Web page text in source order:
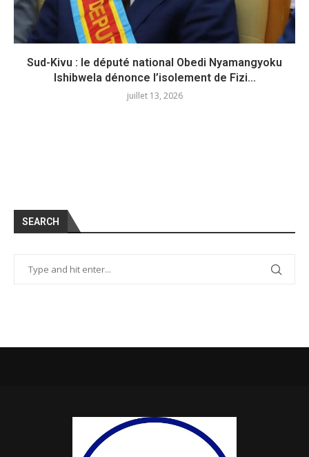
Sud-Kivu : le député national Obedi Nyamangyoku
Ishibwela dénonce l’isolement de Fizi...
juillet 13, 2026
SEARCH